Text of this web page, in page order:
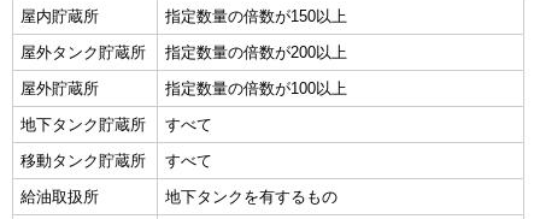
屋内貯蔵所
指定数量の倍数が150以上
屋外タンク貯蔵所
指定数量の倍数が200以上
屋外貯蔵所
指定数量の倍数が100以上
地下タンク貯蔵所
すべて
移動タンク貯蔵所
すべて
給油取扱所
地下タンクを有するもの